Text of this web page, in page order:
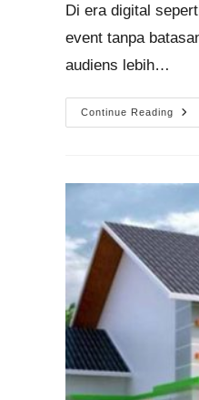
Di era digital
event tanpa
audiens lebih…
Continue Reading